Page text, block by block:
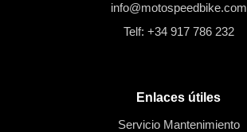
info@motospeedbike.com
Telf: +34 917 786 232
Enlaces útiles
Servicio Mantenimiento